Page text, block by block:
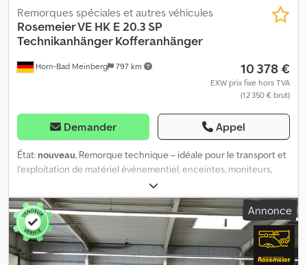
Horn-Bad Meinberg 797 km
Remorques spéciales et autres véhicules
Rosemeier VE HK E 20.3 SP
Technikanhänger Kofferanhänger
10 378 €
EXW prix fixe hors TVA
(12 350 € brut)
Demander Appel
État: nouveau, Remorque technique – idéale pour le transport et
l’exploitation de matériel événementiel, enceintes, moniteurs,
merchandising et/ou matériel de marketing, etc. Modèle :
Rosemeier VE Dimensions intérieures : 3090 x 2070 x 2090 mm (L
x l x h) Poids total autorisé : 2 000 kg Poids à vide : env. 980 kg
Charge utile : env. 1 020 kg Porte arrière à double battant,
verrouillable Porte latérale côté gauche dans le sens de la
marche, verrouillable 1 escalier utilisable à l’arrière ou à la porte
Annonce